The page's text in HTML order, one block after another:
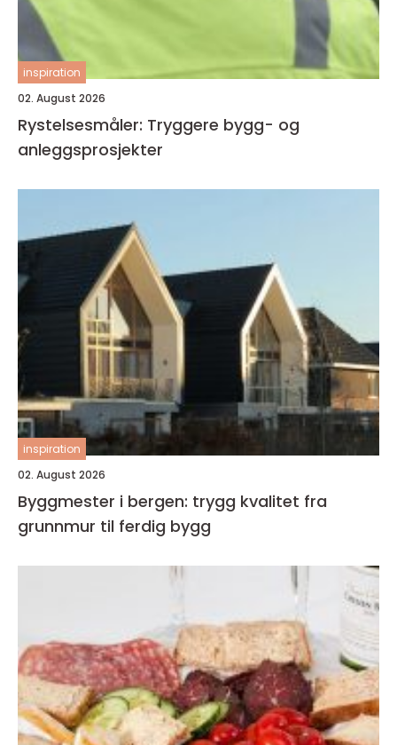
inspiration
02. August 2026
Rystelsesmåler: Tryggere bygg- og
anleggsprosjekter
inspiration
02. August 2026
Byggmester i bergen: trygg kvalitet fra
grunnmur til ferdig bygg